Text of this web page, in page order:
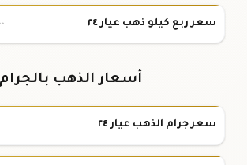
سعر ربع كيلو ذهب عيار ٢٤
أسعار الذهب بالجرام
سعر جرام الذهب عيار ٢٤